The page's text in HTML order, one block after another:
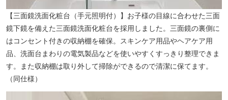
【三面鏡洗面化粧台（手元照明付）】お子様の目線に合わせた三面
鏡下鏡を備えた三面鏡洗面化粧台を採用しました。三面鏡の裏側に
はコンセント付きの収納棚を確保。スキンケア用品やヘアケア用
品、洗面台まわりの電気製品などを使いやすくすっきり整理できま
す。また収納棚は取り外して掃除ができるので清潔に保てます。
（同仕様）